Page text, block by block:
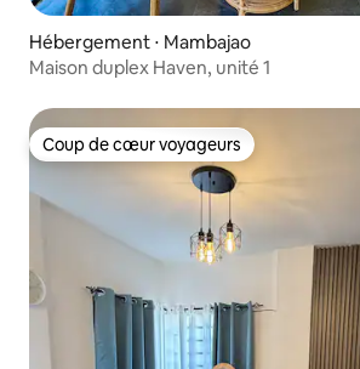
Hébergement ⋅ Mambajao
Maison duplex Haven, unité 1
Coup de cœur voyageurs
Coup de cœur voyageurs